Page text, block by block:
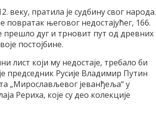
веку, пратила је судбину свог народа.
повратак његовог недостајућег, 166.
прешло дуг и трновит пут од древних
постојбине.
лист који му недостаје, требало би
председник Русије Владимир Путин
„Мирослављевог јеванђеља“ у
Рериха, које су део колекције